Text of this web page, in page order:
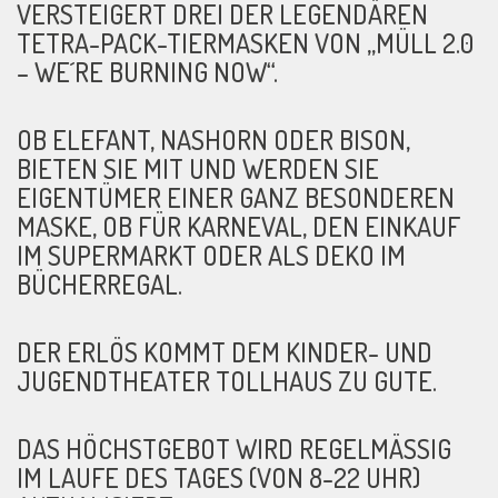
VERSTEIGERT DREI DER LEGENDÄREN
TETRA-PACK-TIERMASKEN VON „MÜLL 2.0
– WE´RE BURNING NOW“.
OB ELEFANT, NASHORN ODER BISON,
BIETEN SIE MIT UND WERDEN SIE
EIGENTÜMER EINER GANZ BESONDEREN
MASKE, OB FÜR KARNEVAL, DEN EINKAUF
IM SUPERMARKT ODER ALS DEKO IM
BÜCHERREGAL.
DER ERLÖS KOMMT DEM KINDER- UND
JUGENDTHEATER TOLLHAUS ZU GUTE.
DAS HÖCHSTGEBOT WIRD REGELMÄSSIG I
M LAUFE DES TAGES (VON 8-22 UHR) A